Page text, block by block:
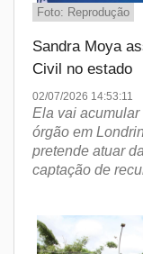
Foto: Reprodução
Sandra Moya
Civil no estado
02/07/2026 14:53:11
Ela vai
órgão em
pretende atuar
captação de